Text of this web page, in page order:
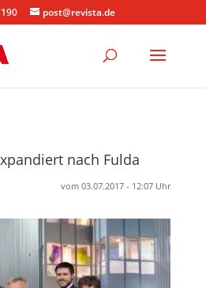
post@revista.de
nach Fulda
vom 03.07.2017 - 12:07 Uhr